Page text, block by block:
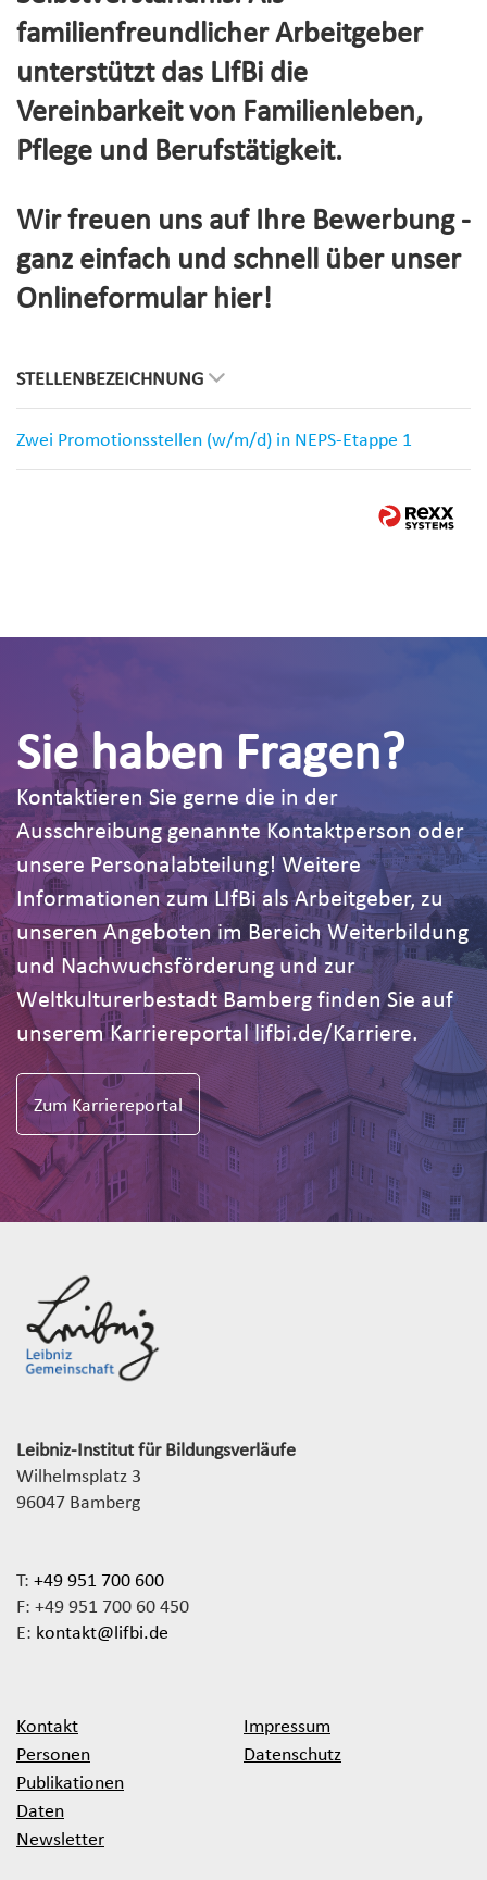
familienfreundlicher Arbeitgeber
unterstützt das LIfBi die
Vereinbarkeit von Familienleben,
Pflege und Berufstätigkeit.
Wir freuen uns auf Ihre Bewerbung -
ganz einfach und schnell über unser
Onlineformular hier!
STELLENBEZEICHNUNG
Zwei Promotionsstellen (w/m/d) in NEPS-Etappe 1
Sie haben Fragen?
Kontaktieren Sie gerne die in der
Ausschreibung genannte Kontaktperson oder
unsere Personalabteilung! Weitere
Informationen zum LIfBi als Arbeitgeber, zu
unseren Angeboten im Bereich Weiterbildung
und Nachwuchsförderung und zur
Weltkulturerbestadt Bamberg finden Sie auf
unserem Karriereportal lifbi.de/Karriere.
Zum Karriereportal
Leibniz-Institut für Bildungsverläufe
Wilhelmsplatz 3
96047 Bamberg
T: +49 951 700 600
F: +49 951 700 60 450
E: kontakt@lifbi.de
Kontakt
Personen
Publikationen
Daten
Newsletter
Impressum
Datenschutz